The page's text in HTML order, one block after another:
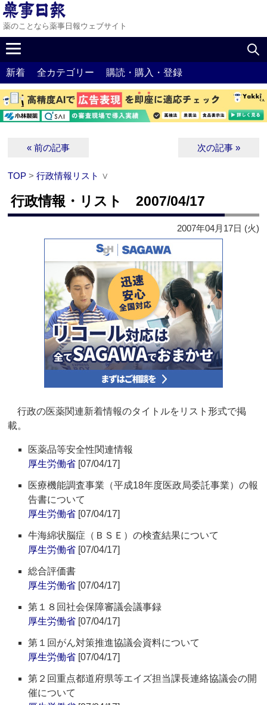
薬のことなら薬事日報ウェブサイト
新着 全カテゴリー 購読・購入・登録
« 前の記事 次の記事 »
TOP >行政情報リスト ∨
行政情報・リスト 2007/04/17
2007年04月17日 (火)
行政の医薬関連新着情報のタイトルをリスト形式で掲
載。
医薬品等安全性関連情報
厚生労働省 [07/04/17]
医療機能調査事業（平成18年度医政局委託事業）の報
告書について
厚生労働省 [07/04/17]
牛海綿状脳症（ＢＳＥ）の検査結果について
厚生労働省 [07/04/17]
総合評価書
厚生労働省 [07/04/17]
第１８回社会保障審議会議事録
厚生労働省 [07/04/17]
第１回がん対策推進協議会資料について
厚生労働省 [07/04/17]
第２回重点都道府県等エイズ担当課長連絡協議会の開
催について